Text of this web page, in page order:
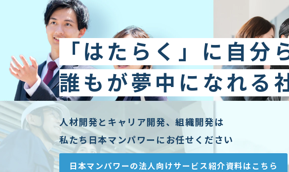
「はたらく」に自分
誰もが夢中になれる
人材開発とキャリア開発、組織開発は
私たち日本マンパワーにお任せください
日本マンパワーの法人向けサービス紹介資料はこちら